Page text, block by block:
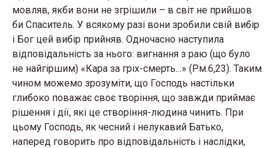
мовляв, якби вони не згрішили – в світ не прийшов
би Спаситель. У всякому разі вони зробили свій вибір
і Бог цей вибір прийняв. Одночасно наступила
відповідальність за нього: вигнання з раю (що було
не найгіршим) «Кара за гріх-смерть…» (Рм.6,23). Таким
чином можемо зрозуміти, що Господь настільки
глибоко поважає своє творіння, що завжди приймає
рішення і дії, які це створіння-людина чинить. При
цьому Господь, як чесний і нелукавий Батько,
наперед говорить про відповідальність і наслідки,